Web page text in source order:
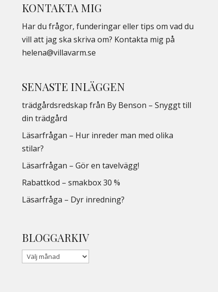
KONTAKTA MIG
Har du frågor, funderingar eller tips om vad du
vill att jag ska skriva om? Kontakta mig på
helena@villavarm.se
SENASTE INLÄGGEN
trädgårdsredskap från By Benson – Snyggt till
din trädgård
Läsarfrågan – Hur inreder man med olika
stilar?
Läsarfrågan – Gör en tavelvägg!
Rabattkod – smakbox 30 %
Läsarfråga – Dyr inredning?
BLOGGARKIV